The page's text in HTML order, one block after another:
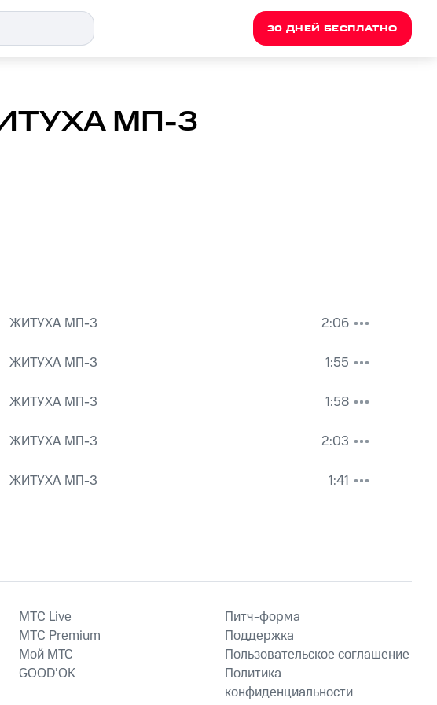
30 ДНЕЙ БЕСПЛАТНО
MП-3
ЖИТУХА MП-3
2:06
ЖИТУХА MП-3
1:55
ЖИТУХА MП-3
1:58
ЖИТУХА MП-3
2:03
ЖИТУХА MП-3 1:41
MTС Live
MTС Premium
Мой МТС
GOOD’OK
Питч-форма
Поддержка
Пользовательское соглашение
Политика
конфиденциальности